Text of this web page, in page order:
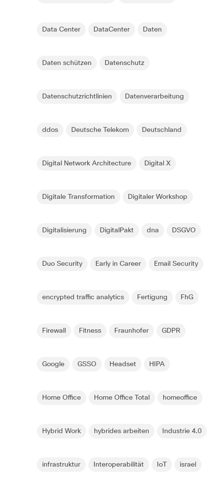
Data Center DataCenter Daten
Daten schützen Datenschutz
Datenschutzrichtlinien Datenverarbeitung
ddos Deutsche Telekom Deutschland
Digital Network Architecture Digital X
Digitale Transformation Digitaler Workshop
Digitalisierung DigitalPakt dna DSGVO
Duo Security Early in Career Email Security
encrypted traffic analytics Fertigung FhG
Firewall Fitness Fraunhofer GDPR
Google GSSO Headset HIPA
Home Office Home Office Total homeoffice
Hybrid Work hybrides arbeiten Industrie 4.0
infrastruktur Interoperabilität IoT israel